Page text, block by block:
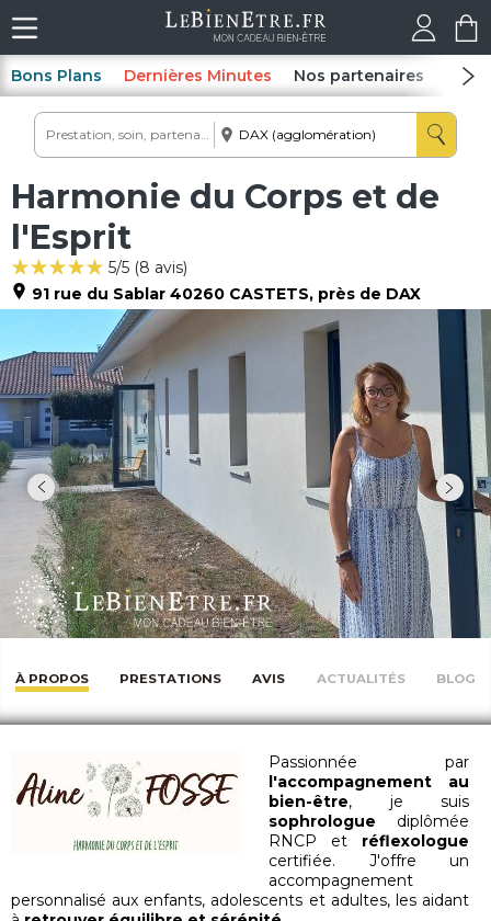
Bons Plans Dernières Minutes Nos partenaires Spas
Harmonie du Corps et de
l'Esprit
5/5 (8 avis)
91 rue du Sablar 40260 CASTETS, près de DAX
À PROPOS PRESTATIONS AVIS ACTUALITÉS BLOG
Passionnée par
l'accompagnement au
bien-être, je suis
sophrologue diplômée
RNCP et réflexologue
certifiée. J'offre un
accompagnement
personnalisé aux enfants, adolescents et adultes, les aidant